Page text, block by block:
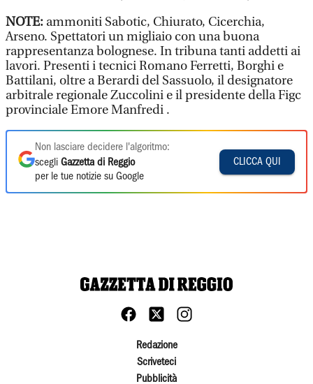
NOTE: ammoniti Sabotic, Chiurato, Cicerchia,
Arseno. Spettatori un migliaio con una buona
rappresentanza bolognese. In tribuna tanti addetti ai
lavori. Presenti i tecnici Romano Ferretti, Borghi e
Battilani, oltre a Berardi del Sassuolo, il designatore
arbitrale regionale Zuccolini e il presidente della Figc
provinciale Emore Manfredi .
Non lasciare decidere l'algoritmo:
scegli Gazzetta di Reggio
per le tue notizie su Google
CLICCA QUI
Redazione
Scriveteci
Pubblicità